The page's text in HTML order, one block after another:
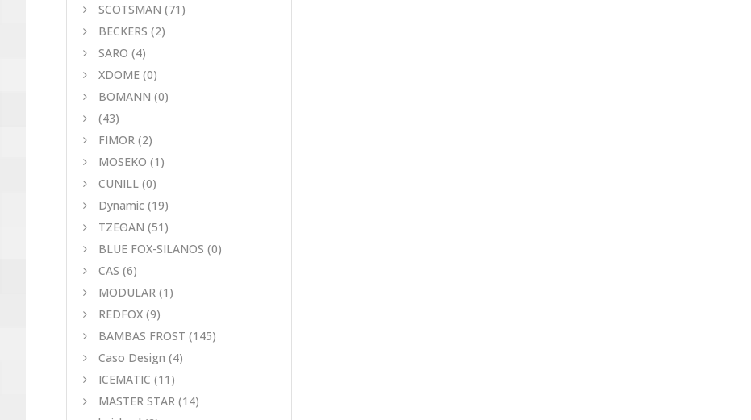
SCOTSMAN (71)
BECKERS (2)
SARO (4)
XDOME (0)
BOMANN (0)
(43)
FIMOR (2)
MOSEKO (1)
CUNILL (0)
Dynamic (19)
ΤΖΕΘΑΝ (51)
BLUE FOX-SILANOS (0)
CAS (6)
MODULAR (1)
REDFOX (9)
BAMBAS FROST (145)
Caso Design (4)
ICEMATIC (11)
MASTER STAR (14)